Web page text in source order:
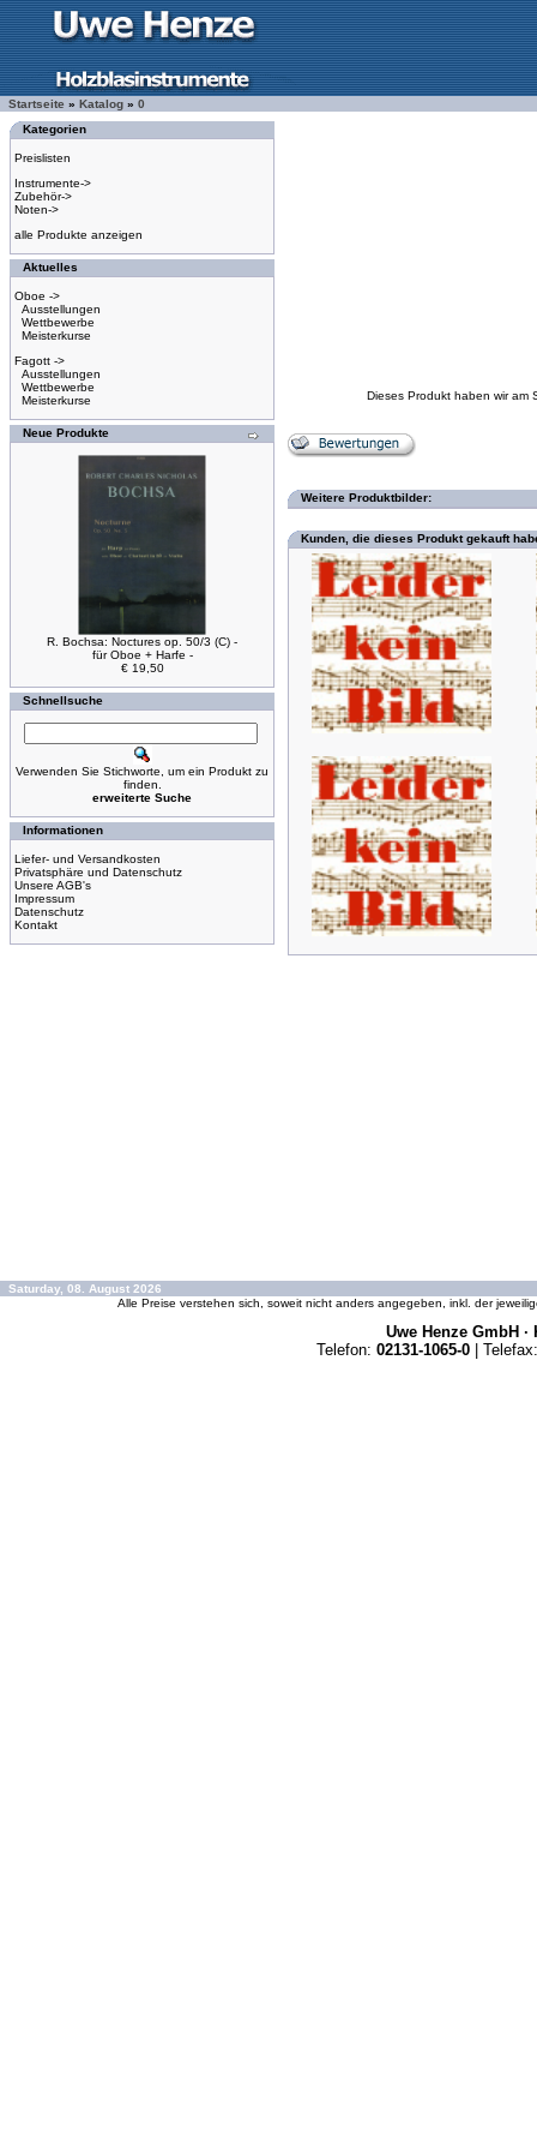
Startseite » Katalog » 0
Kategorien
Preislisten
Instrumente->
Zubehör->
Noten->
alle Produkte anzeigen
Aktuelles
Oboe ->
Ausstellungen
Wettbewerbe
Meisterkurse
Fagott ->
Ausstellungen
Wettbewerbe
Meisterkurse
Neue Produkte
R. Bochsa: Noctures op. 50/3 (C) -
für Oboe + Harfe -
€ 19,50
Schnellsuche
Verwenden Sie Stichworte, um ein Produkt zu
finden.
erweiterte Suche
Informationen
Liefer- und Versandkosten
Privatsphäre und Datenschutz
Unsere AGB's
Impressum
Datenschutz
Kontakt
Dieses Produkt haben wir am
Weitere Produktbilder:
Kunden, die dieses Produkt gekauft
Saturday, 08. August 2026
Alle Preise verstehen sich, soweit nicht anders angegeben, inkl. der
Uwe Henze GmbH ·
Telefon: 02131-1065-0 | Telefax: